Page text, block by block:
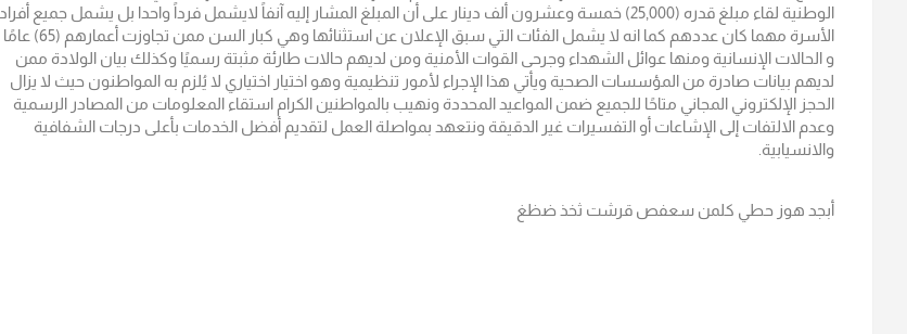
الوطنية لقاء مبلغ قدره (25,000) خمسة وعشرون ألف دينار على أن المبلغ المشار إليه آنفاً لايشمل فرداً واحدا بل يشمل جميع أفراد
الأسرة مهما كان عددهم كما انه لا يشمل الفئات التي سبق الإعلان عن استثنائها وهي كبار السن ممن تجاوزت أعمارهم (65) عامًا
و الحالات الإنسانية ومنها عوائل الشهداء وجرحى القوات الأمنية ومن لديهم حالات طارئة مثبتة رسميًا وكذلك بيان الولادة ممن
لديهم بيانات صادرة من المؤسسات الصحية ويأتي هذا الإجراء لأمور تنظيمية وهو اختيار اختياري لا يُلزم به المواطنون حيث لا يزال
الحجز الإلكتروني المجاني متاحًا للجميع ضمن المواعيد المحددة ونهيب بالمواطنين الكرام استقاء المعلومات من المصادر الرسمية
وعدم الالتفات إلى الإشاعات أو التفسيرات غير الدقيقة ونتعهد بمواصلة العمل لتقديم أفضل الخدمات بأعلى درجات الشفافية
والانسيابية.
أبجد هوز حطي كلمن سعفص قرشت ثخذ ضظغ